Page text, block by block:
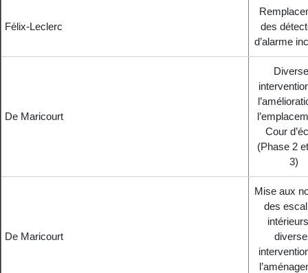
Félix-Leclerc
des
d’alarme
De Maricourt
Cour
(Phase 2
3)
De Maricourt
Mise aux
des